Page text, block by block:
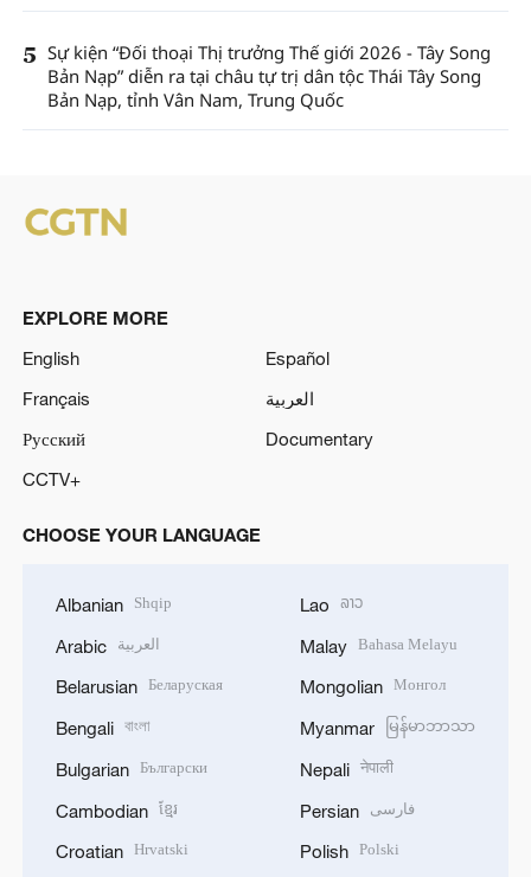
5 Sự kiện “Đối thoại Thị trưởng Thế giới 2026 - Tây Song
Bản Nạp” diễn ra tại châu tự trị dân tộc Thái Tây Song
Bản Nạp, tỉnh Vân Nam, Trung Quốc
EXPLORE MORE
English
Español
Français
العربية
Русский
Documentary
CCTV+
CHOOSE YOUR LANGUAGE
Albanian Shqip
Arabic العربية
Belarusian Беларуская
Bengali বাংলা
Bulgarian Български
Cambodian ខ្មែរ
Croatian Hrvatski
Lao ລາວ
Malay Bahasa Melayu
Mongolian Монгол
Myanmar မြန်မာဘာသာ
Nepali नेपाली
Persian فارسی
Polish Polski